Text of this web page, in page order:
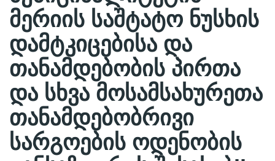
მერიის საშტატო ნუსხის
დამტკიცებისა და
თანამდებობის პირთა
და სხვა მოსამსახურეთა
თანამდებობრივი
სარგოების ოდენობის